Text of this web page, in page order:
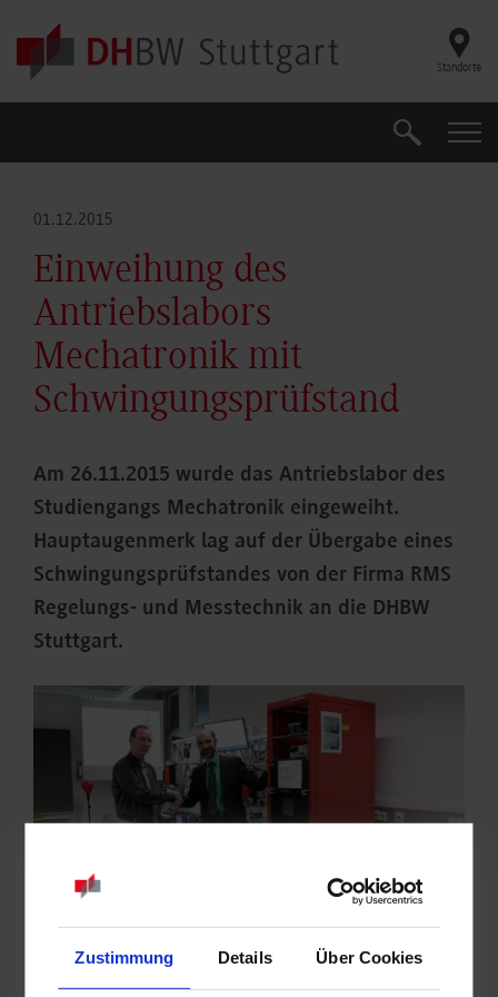
Zustimmung Details Über Cookies
Skip to main content
Standorte
Suche
01.12.2015
Einweihung des
Antriebslabors
Mechatronik mit
Schwingungsprüfstand
Am 26.11.2015 wurde das Antriebslabor des
Studiengangs Mechatronik eingeweiht.
Hauptaugenmerk lag auf der Übergabe eines
Schwingungsprüfstandes von der Firma RMS
Regelungs- und Messtechnik an die DHBW
Stuttgart.